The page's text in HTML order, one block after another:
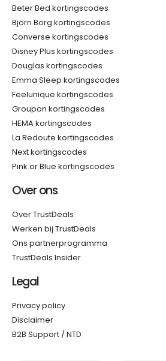
Beter Bed kortingscodes
Björn Borg kortingscodes
Converse kortingscodes
Disney Plus kortingscodes
Douglas kortingscodes
Emma Sleep kortingscodes
Feelunique kortingscodes
Groupon kortingscodes
HEMA kortingscodes
La Redoute kortingscodes
Next kortingscodes
Pink or Blue kortingscodes
Over ons
Over TrustDeals
Werken bij TrustDeals
Ons partnerprogramma
TrustDeals Insider
Legal
Privacy policy
Disclaimer
B2B Support / NTD